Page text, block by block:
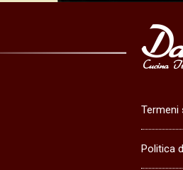
Termeni
Politica